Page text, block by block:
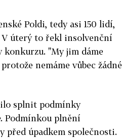
Poldi, tedy asi 150 lidí,
V úterý to řekl insolvenční
konkurzu. "My jim dáme
nemáme vůbec žádné
splnit podmínky
Podmínkou plnění
před úpadkem společnosti.